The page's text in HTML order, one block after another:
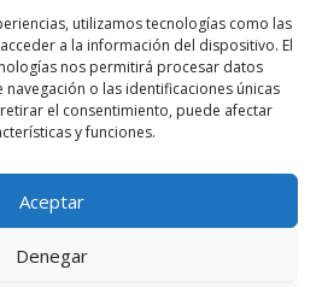
utilizamos tecnologías como las
a la información del dispositivo. El
nos permitirá procesar datos
o las identificaciones únicas
el consentimiento, puede afectar
y funciones.
Aceptar
Denegar